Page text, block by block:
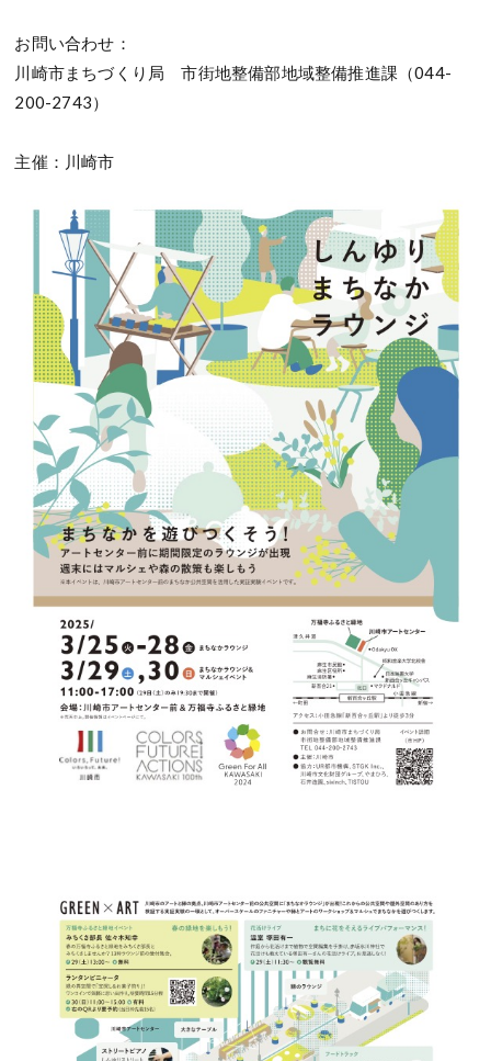
お問い合わせ：
川崎市まちづくり局 市街地整備部地域整備推進課（044-
200-2743）
主催：川崎市